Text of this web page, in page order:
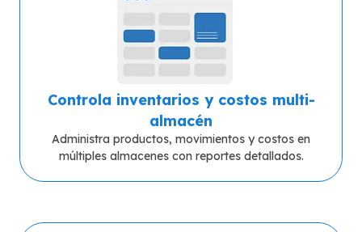
Controla inventarios y costos multi-
almacén
Administra productos, movimientos y costos en
múltiples almacenes con reportes detallados.